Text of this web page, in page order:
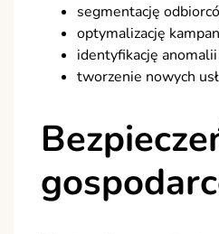
segmentację
optymalizację
identyfikację
tworzenie nowych